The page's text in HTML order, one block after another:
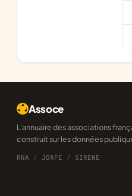
Assoce
L'annuaire des associations françaises,
construit sur les données
RNA / JOAFE / SIRENE